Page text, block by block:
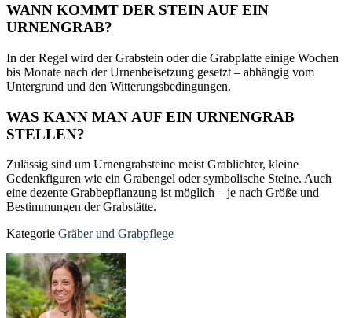
WANN KOMMT DER STEIN AUF EIN
URNENGRAB?
In der Regel wird der Grabstein oder die Grabplatte einige Wochen
bis Monate nach der Urnenbeisetzung gesetzt – abhängig vom
Untergrund und den Witterungsbedingungen.
WAS KANN MAN AUF EIN URNENGRAB
STELLEN?
Zulässig sind um Urnengrabsteine meist Grablichter, kleine
Gedenkfiguren wie ein Grabengel oder symbolische Steine. Auch
eine dezente Grabbepflanzung ist möglich – je nach Größe und
Bestimmungen der Grabstätte.
Kategorie Gräber und Grabpflege